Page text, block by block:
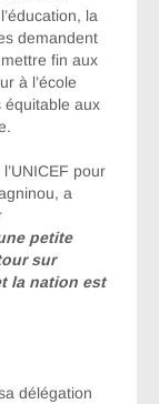
la
demandent
fin aux
à l’école
équitable aux
pour
a
petite
sur
la nation est
délégation